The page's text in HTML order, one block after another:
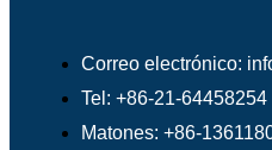
Correo electrónico:
Tel: +86-21-64458254
Matones: +86-